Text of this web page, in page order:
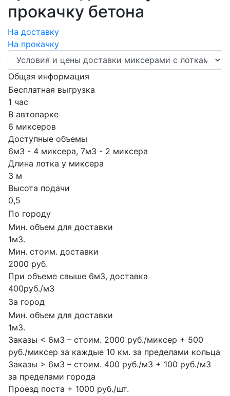
прокачку бетона
На доставку
На прокачку
Общая информация
Бесплатная выгрузка
1 час
В автопарке
6 миксеров
Доступные объемы
6м3 - 4 миксера, 7м3 - 2 миксера
Длина лотка у миксера
3 м
Высота подачи
0,5
По городу
Мин. объем для доставки
1м3.
Мин. стоим. доставки
2000 руб.
При объеме свыше 6м3, доставка
400руб./м3
За город
Мин. объем для доставки
1м3.
Заказы < 6м3 – стоим. 2000 руб./миксер + 500
руб./миксер за каждые 10 км. за пределами кольца
Заказы > 6м3 – стоим. 400 руб./м3 + 100 руб./м3
за пределами города
Проезд поста + 1000 руб./шт.